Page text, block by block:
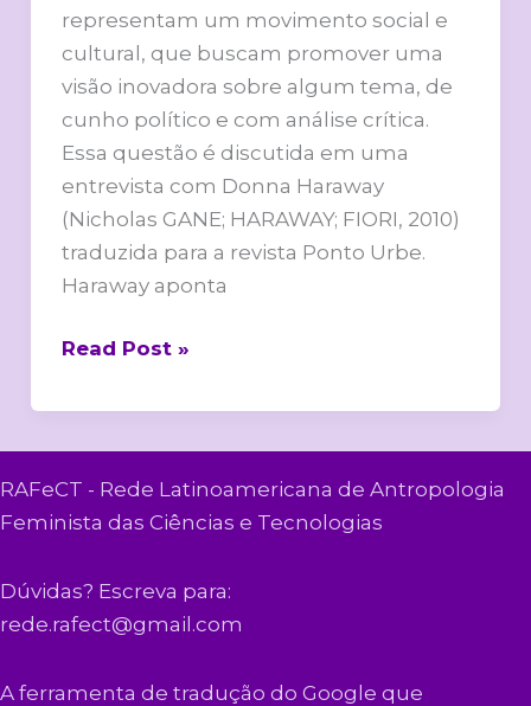
representam um movimento social e
cultural, que buscam promover uma
visão inovadora sobre algum tema, de
cunho político e com análise crítica.
Essa questão é discutida em uma
entrevista com Donna Haraway
(Nicholas GANE; HARAWAY; FIORI, 2010)
traduzida para a revista Ponto Urbe.
Haraway aponta
Read Post »
RAFeCT - Rede Latinoamericana de Antropologia
Feminista das Ciências e Tecnologias
Dúvidas? Escreva para:
rede.rafect@gmail.com
A ferramenta de tradução do Google que